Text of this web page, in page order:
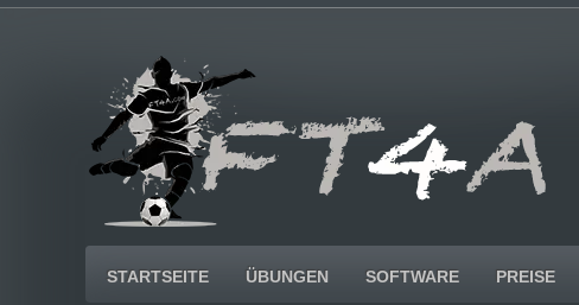
STARTSEITE ÜBUNGEN SOFTWARE PREISE